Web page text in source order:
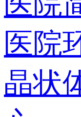
医院
晶状